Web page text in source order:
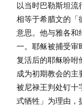
以当时巴勒斯坦流
相等于希腊文的「
意思。他与雅各和
一。耶稣被捕受审
复活后的耶稣吩咐
成为初期教会的主
被尼禄王判处钉十
式牺牲」为理由，